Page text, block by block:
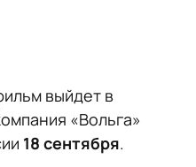
выйдет в
«Вольга»
18 сентября.